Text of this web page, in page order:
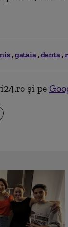
gataia denta
și pe